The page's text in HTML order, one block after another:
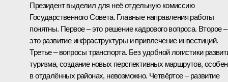
Президент выделил для неё отдельную комиссию
Государственного Совета. Главные направления работы
понятны. Первое – это решение кадрового вопроса. Второе –
это развитие инфраструктуры и привлечение инвестиций.
Третье – вопросы транспорта. Без удобной логистики
туризма, создание новых перспективных маршрутов,
в отдалённых районах, невозможно. Четвёртое – развитие